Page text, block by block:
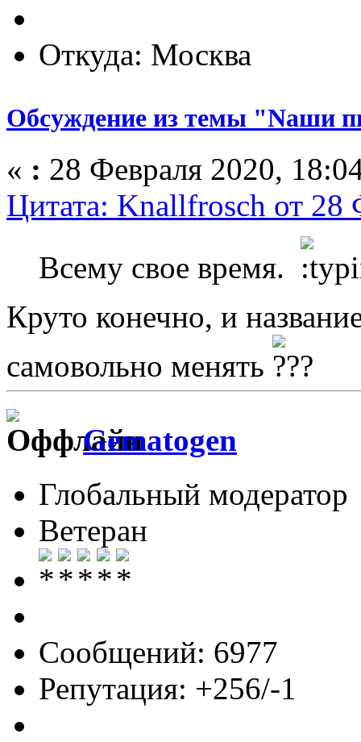
Откуда: Москва
Обсуждение из темы "Nаши
« : 28 Февраля 2020,
Цитата: Knallfrosch от 28
Всему свое время.
Круто конечно, и
самовольно менять
Gematogen
Глобальный модератор
Ветеран
Сообщений: 6977
Репутация: +256/-1